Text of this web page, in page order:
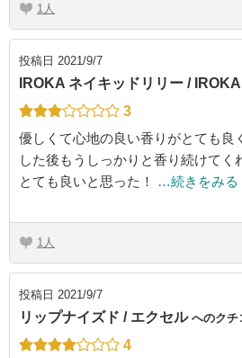
1
投稿日 2021/9/7
IROKA ネイキッドリリー / IROKA
3
優しくて心地の良い香りがとても良
した後もうしっかりと香り続けてく
とても良いと思った！
…続きをみる
1
投稿日 2021/9/7
リップナイズド / エクセル へのクチ
4